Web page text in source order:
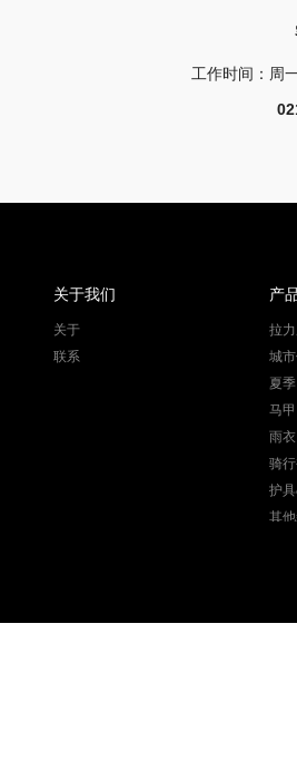
工作时间：周
关于
联系
拉
城
夏季
马甲
雨衣
骑
护
其
关于我们 产